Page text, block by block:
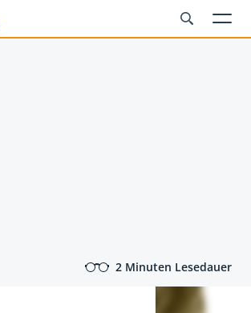
2 Minuten Lesedauer